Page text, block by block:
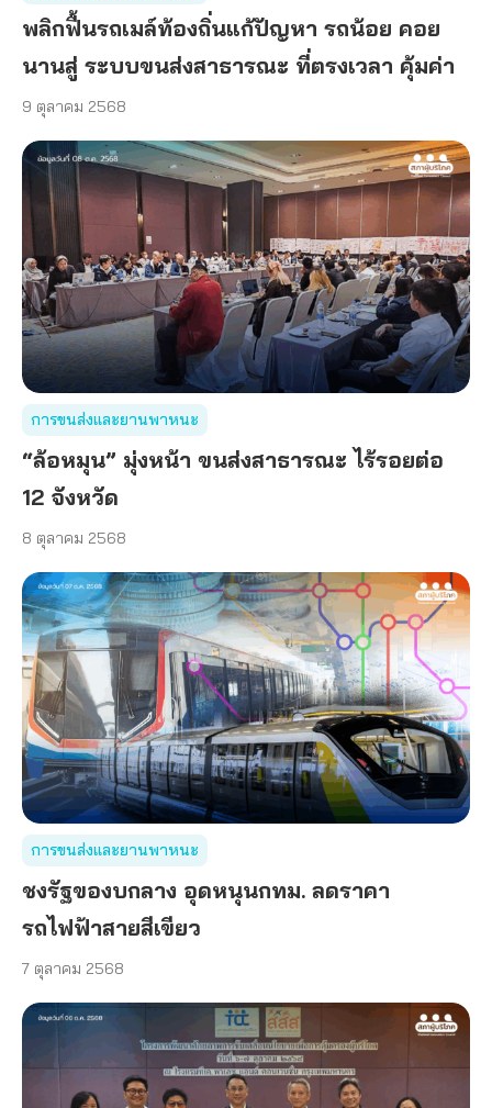
พลิกฟื้นรถเมล์ท้องถิ่นแก้ปัญหา รถน้อย คอย
นานสู่ ระบบขนส่งสาธารณะ ที่ตรงเวลา คุ้มค่า
9 ตุลาคม 2568
การขนส่งและยานพาหนะ
“ล้อหมุน” มุ่งหน้า ขนส่งสาธารณะ ไร้รอยต่อ
12 จังหวัด
8 ตุลาคม 2568
การขนส่งและยานพาหนะ
ชงรัฐของบกลาง อุดหนุนกทม. ลดราคา
รถไฟฟ้าสายสีเขียว
7 ตุลาคม 2568